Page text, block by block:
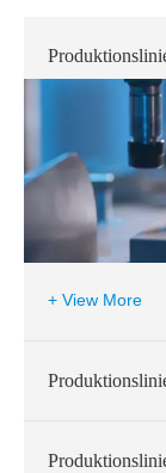
+ View More